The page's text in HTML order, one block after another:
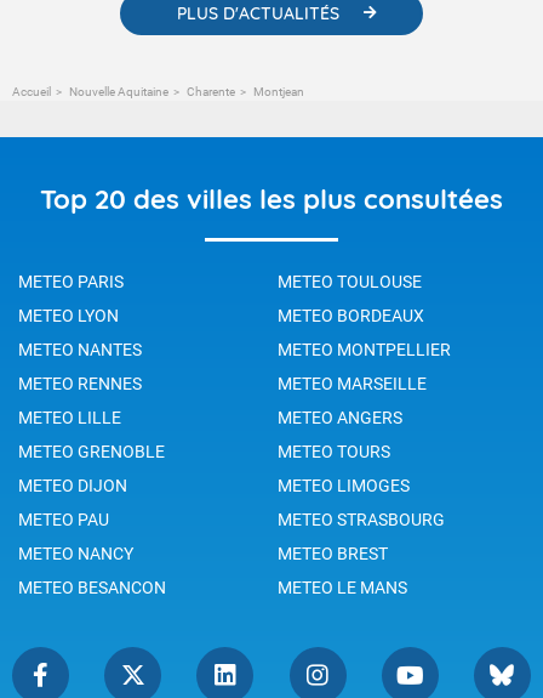
PLUS D'ACTUALITÉS
Accueil Nouvelle Aquitaine Charente Montjean
Top 20 des villes les plus consultées
METEO PARIS
METEO TOULOUSE
METEO LYON
METEO BORDEAUX
METEO NANTES
METEO MONTPELLIER
METEO RENNES
METEO MARSEILLE
METEO LILLE
METEO ANGERS
METEO GRENOBLE
METEO TOURS
METEO DIJON
METEO LIMOGES
METEO PAU
METEO STRASBOURG
METEO NANCY
METEO BREST
METEO BESANCON
METEO LE MANS